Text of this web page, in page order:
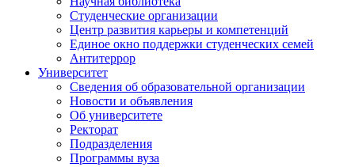
Студенческие организации
Центр развития карьеры и компетенций
Единое окно поддержки студенческих семей
Антитеррор
Университет
Сведения об образовательной организации
Новости и объявления
Об университете
Ректорат
Подразделения
Программы вуза